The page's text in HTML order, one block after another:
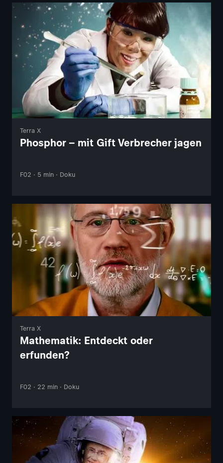
Terra X
Phosphor – mit Gift Verbrecher jagen
F02 · 5 min · Doku
Terra X
Mathematik: Entdeckt oder
erfunden?
F02 · 22 min · Doku